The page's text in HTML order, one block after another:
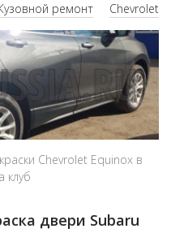
ремонт Chevrolet
Chevrolet Equinox в
клуб
двери Subaru